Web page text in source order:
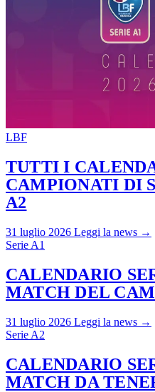
LBF
TUTTI I
CAMPIONATI DI
A2
31 luglio 2026 Leggi la news →
Serie A1
CALENDARIO
MATCH DEL
31 luglio 2026 Leggi la news →
Serie A2
CALENDARIO
MATCH DA